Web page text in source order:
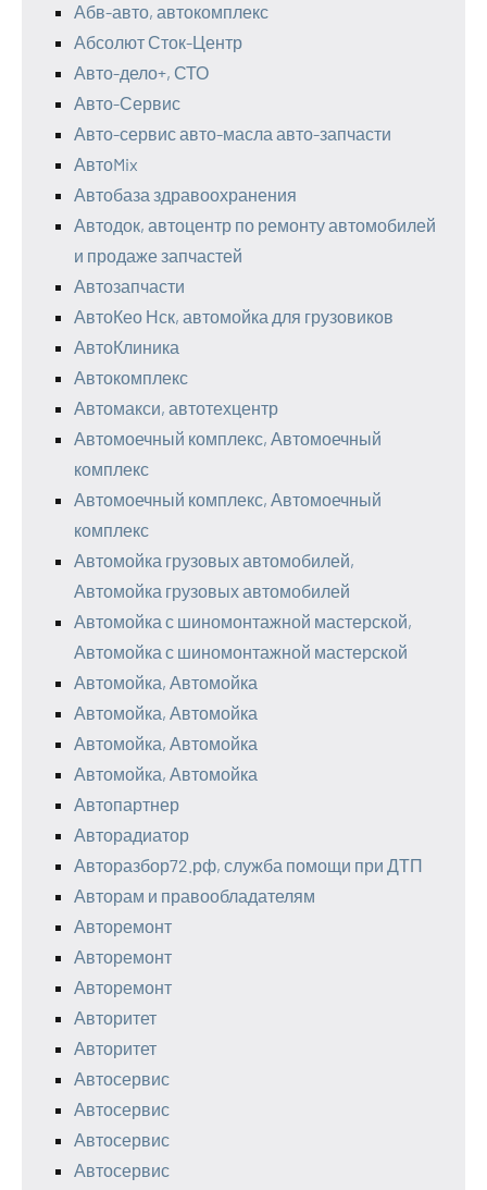
Абв-авто, автокомплекс
Абсолют Сток-Центр
Авто-дело+, СТО
Авто-Сервис
Авто-сервис авто-масла авто-запчасти
АвтоMix
Автобаза здравоохранения
Автодок, автоцентр по ремонту автомобилей
и продаже запчастей
Автозапчасти
АвтоКео Нск, автомойка для грузовиков
АвтоКлиника
Автокомплекс
Автомакси, автотехцентр
Автомоечный комплекс, Автомоечный
комплекс
Автомоечный комплекс, Автомоечный
комплекс
Автомойка грузовых автомобилей,
Автомойка грузовых автомобилей
Автомойка с шиномонтажной мастерской,
Автомойка с шиномонтажной мастерской
Автомойка, Автомойка
Автомойка, Автомойка
Автомойка, Автомойка
Автомойка, Автомойка
Автопартнер
Авторадиатор
Авторазбор72.рф, служба помощи при ДТП
Авторам и правообладателям
Авторемонт
Авторемонт
Авторемонт
Авторитет
Авторитет
Автосервис
Автосервис
Автосервис
Автосервис